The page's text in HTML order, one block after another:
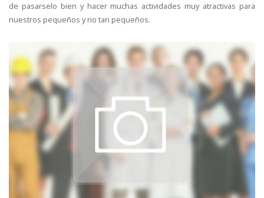
de pasarselo bien y hacer muchas actividades muy atractivas para
nuestros pequeños y no tan pequeños.